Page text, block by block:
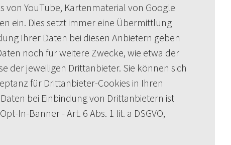
von YouTube, Kartenmaterial von Google
ein. Dies setzt immer eine Übermittlung
Ihrer Daten bei diesen Anbietern geben
noch für weitere Zwecke, wie etwa der
der jeweiligen Drittanbieter. Sie können sich
für Drittanbieter-Cookies in Ihren
bei Einbindung von Drittanbietern ist
In-Banner - Art. 6 Abs. 1 lit. a DSGVO,